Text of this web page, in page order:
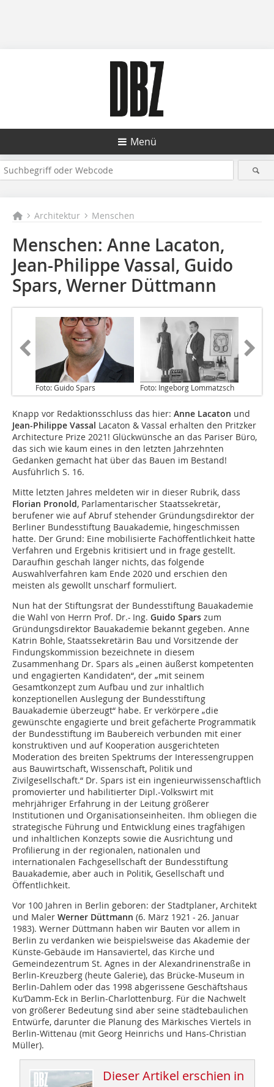
Menü
Architektur Menschen
Menschen: Anne Lacaton,
Jean-Philippe Vassal, Guido
Spars, Werner Düttmann
Foto: Guido Spars Foto: Ingeborg Lommatzsch
Knapp vor Redaktionsschluss das hier: Anne Lacaton und
Jean-Philippe Vassal Lacaton & Vassal erhalten den Pritzker
Architecture Prize 2021! Glückwünsche an das Pariser Büro,
das sich wie kaum eines in den letzten Jahrzehnten
Gedanken gemacht hat über das Bauen im Bestand!
Ausführlich S. 16.
Mitte letzten Jahres meldeten wir in dieser Rubrik, dass
Florian Pronold, Parlamentarischer Staatssekretär,
berufener wie auf Abruf stehender Gründungsdirektor der
Berliner Bundesstiftung Bauakademie, hingeschmissen
hatte. Der Grund: Eine mobilisierte Fachöffentlichkeit hatte
Verfahren und Ergebnis kritisiert und in frage gestellt.
Daraufhin geschah länger nichts, das folgende
Auswahlverfahren kam Ende 2020 und erschien den
meisten als gewollt unscharf formuliert.
Nun hat der Stiftungsrat der Bundesstiftung Bau­aka­demie
die Wahl von Herrn Prof. Dr.- Ing. Guido Spars zum
Gründungsdirektor Bauakademie bekannt gegeben. Anne
Katrin Bohle, Staatssekretärin Bau und Vorsitzende der
Findungskommission bezeichnete in diesem
Zusammenhang Dr. Spars als „einen äußerst kompetenten
und engagierten Kandidaten“, der „mit seinem
Gesamtkonzept zum Aufbau und zur inhaltlich
konzeptionellen Auslegung der Bundesstiftung
Bauakademie überzeugt“ habe. Er verkörpere „die
gewünschte engagierte und breit gefächerte Programmatik
der Bundesstiftung im Baubereich verbunden mit einer
konstruktiven und auf Kooperation ausgerichteten
Moderation des breiten Spektrums der Interessengruppen
aus Bauwirtschaft, Wissenschaft, Politik und
Zivilgesellschaft.“ Dr. Spars ist ein ingenieurwissenschaftlich
promovierter und habilitierter Dipl.-Volkswirt mit
mehrjähriger Erfahrung in der Leitung größerer
Institutionen und Organisationseinheiten. Ihm obliegen die
strategische Führung und Entwicklung eines tragfähigen
und inhaltlichen Konzepts sowie die Ausrichtung und
Profilierung in der regionalen, nationalen und
internationalen Fachgesellschaft der Bundesstiftung
Bauakademie, aber auch in Politik, Gesellschaft und
Öffentlichkeit.
Vor 100 Jahren in Berlin geboren: der Stadtplaner, Architekt
und Maler Werner Düttmann (6. März 1921 - 26. Januar
1983). Werner Düttmann haben wir Bauten vor allem in
Berlin zu verdanken wie beispielsweise das Akademie der
Künste-Gebäude im Hansaviertel, das Kirche und
Gemeindezentrum St. Agnes in der Alexandrinenstraße in
Berlin-Kreuzberg (heute Galerie), das Brücke-Museum in
Berlin-Dahlem oder das 1998 abgerissene Geschäftshaus
Ku‘Damm-Eck in Berlin-Charlottenburg. Für die Nachwelt
von größerer Bedeutung sind aber seine städtebaulichen
Entwürfe, darunter die Planung des Märkisches Viertels in
Berlin-Wittenau (mit Georg Heinrichs und Hans-Christian
Müller).
Dieser Artikel erschien in